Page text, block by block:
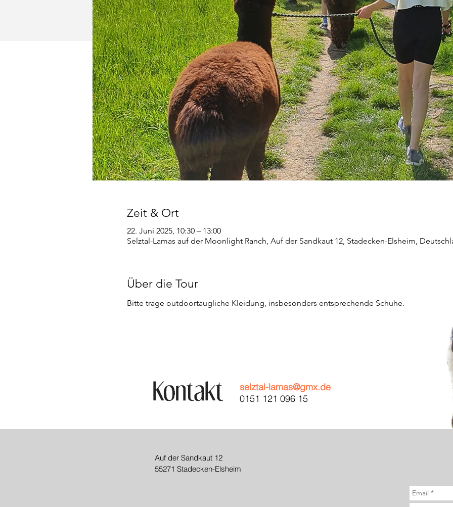
Zeit & Ort
22. Juni 2025, 10:30 – 13:00
Selztal-Lamas auf der Moonlight Ranch, Auf der Sandkaut 12, Stadecken-Elsheim,
Über die Tour
Bitte trage outdoortaugliche Kleidung, insbesonders entsprechende Schuhe.
selztal-lamas@gmx.de
0151 121 096 15
Auf der Sandkaut 12
55271 Stadecken-Elsheim